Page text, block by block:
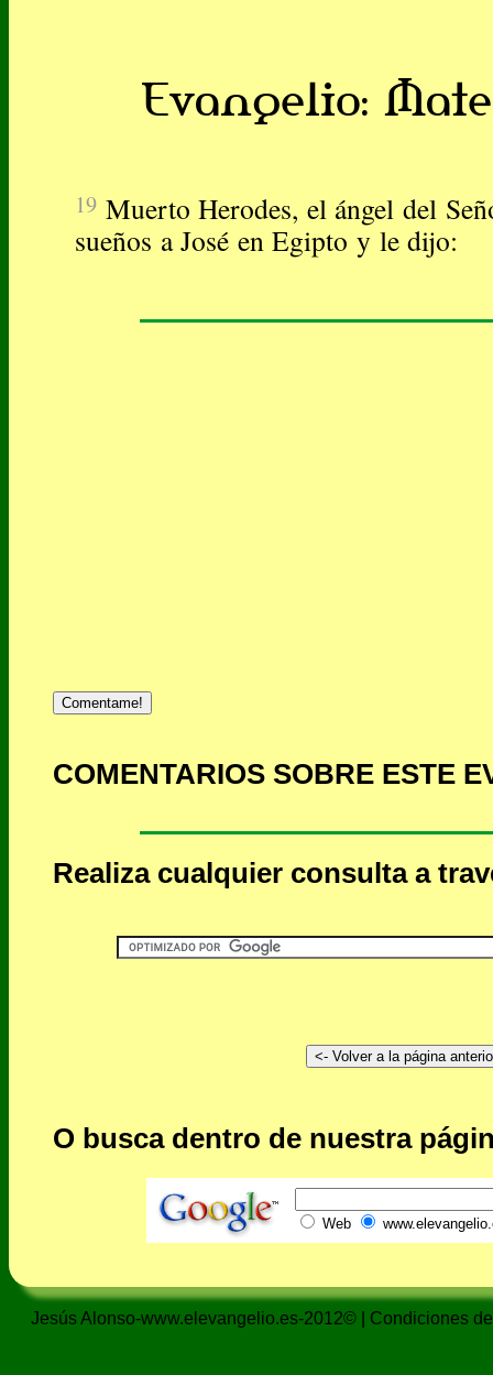
Evangelio:
19 Muerto Herodes, el ángel del
sueños a José en Egipto y le dijo:
Comentame!
COMENTARIOS SOBRE ESTE
Realiza cualquier consulta a
O busca dentro de nuestra
Web
Jesús Alonso-www.elevangelio.es-2012© | Condiciones